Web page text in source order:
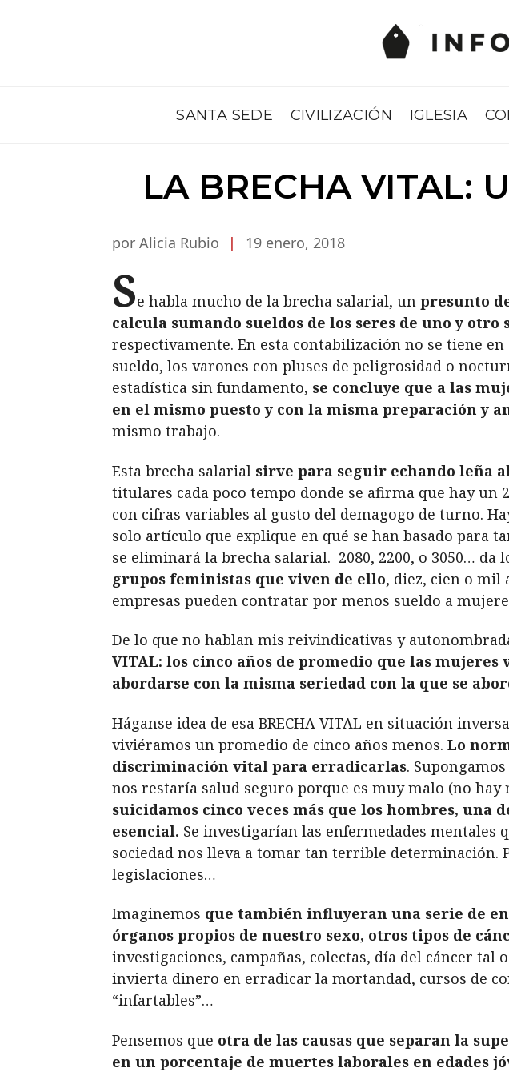
SANTA SEDE CIVILIZACIÓN IGLESIA
LA BRECHA
por Alicia Rubio | 19 enero, 2018
Se habla mucho de la brecha salarial, un presunto
calcula sumando sueldos de los seres de uno y
respectivamente. En esta contabilización no se tiene
sueldo, los varones con pluses de peligrosidad o
estadística sin fundamento, se concluye que a las
en el mismo puesto y con la misma preparación y
mismo trabajo.
Esta brecha salarial sirve para seguir echando leña
titulares cada poco tempo donde se afirma que hay un
con cifras variables al gusto del demagogo de turno.
solo artículo que explique en qué se han basado para
se eliminará la brecha salarial. 2080, 2200, o 3050… da
grupos feministas que viven de ello, diez, cien o mil
empresas pueden contratar por menos sueldo a
De lo que no hablan mis reivindicativas y
VITAL: los cinco años de promedio que las
abordarse con la misma seriedad con la que se
Háganse idea de esa BRECHA VITAL en situación
viviéramos un promedio de cinco años menos. Lo
discriminación vital para erradicarlas.
nos restaría salud seguro porque es muy malo (no
suicidamos cinco veces más que los hombres, una
esencial. Se investigarían las enfermedades mentales
sociedad nos lleva a tomar tan terrible determinación.
legislaciones…
Imaginemos que también influyeran una serie de
órganos propios de nuestro sexo, otros tipos de
investigaciones, campañas, colectas, día del cáncer tal
invierta dinero en erradicar la mortandad, cursos de
“infartables”…
Pensemos que otra de las causas que separan la
en un porcentaje de muertes laborales en edades